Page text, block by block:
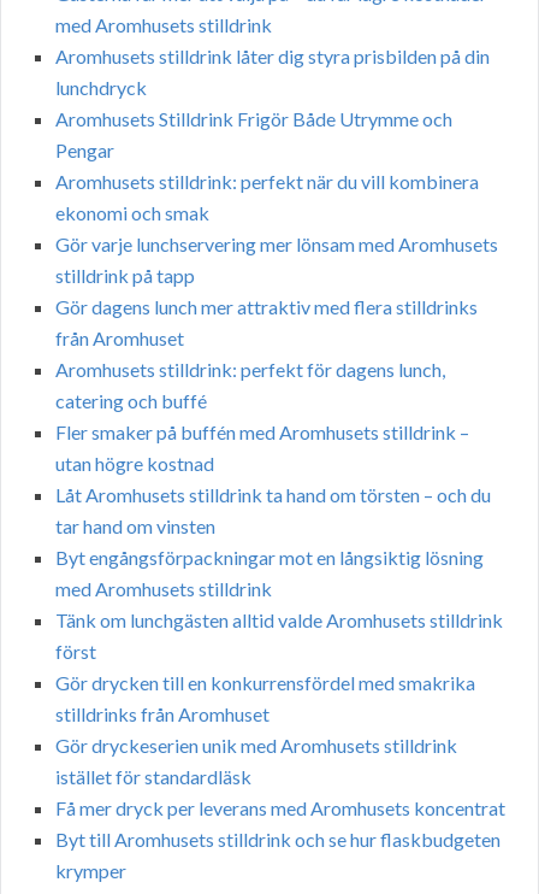
med Aromhusets stilldrink
Aromhusets stilldrink låter dig styra prisbilden på din
lunchdryck
Aromhusets Stilldrink Frigör Både Utrymme och
Pengar
Aromhusets stilldrink: perfekt när du vill kombinera
ekonomi och smak
Gör varje lunchservering mer lönsam med Aromhusets
stilldrink på tapp
Gör dagens lunch mer attraktiv med flera stilldrinks
från Aromhuset
Aromhusets stilldrink: perfekt för dagens lunch,
catering och buffé
Fler smaker på buffén med Aromhusets stilldrink –
utan högre kostnad
Låt Aromhusets stilldrink ta hand om törsten – och du
tar hand om vinsten
Byt engångsförpackningar mot en långsiktig lösning
med Aromhusets stilldrink
Tänk om lunchgästen alltid valde Aromhusets stilldrink
först
Gör drycken till en konkurrensfördel med smakrika
stilldrinks från Aromhuset
Gör dryckeserien unik med Aromhusets stilldrink
istället för standardläsk
Få mer dryck per leverans med Aromhusets koncentrat
Byt till Aromhusets stilldrink och se hur flaskbudgeten
krymper